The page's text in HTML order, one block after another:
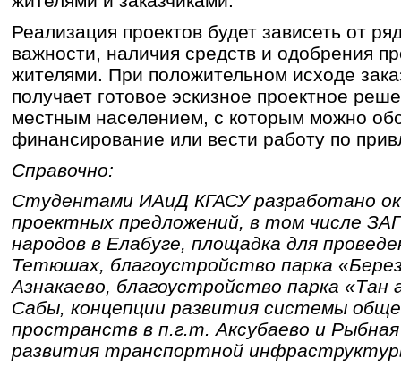
Реализация проектов будет зависеть от
важности, наличия средств и одобрения
жителями. При положительном исходе
получает готовое эскизное проектное
местным населением, с которым можно
финансирование или вести работу по
Справочно:
Студентами ИАиД КГАСУ разработано
проектных предложений, в том числе
народов в Елабуге, площадка для
Тетюшах, благоустройство парка
Азнакаево, благоустройство парка
Сабы, концепции развития системы
пространств в п.г.т. Аксубаево и
развития транспортной